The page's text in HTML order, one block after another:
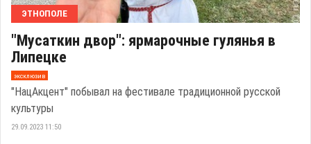
ЭТНОПОЛЕ
"Мусаткин двор": ярмарочные гулянья в
Липецке
эксклюзив
"НацАкцент" побывал на фестивале традиционной русской
культуры
29.09.2023 11:50